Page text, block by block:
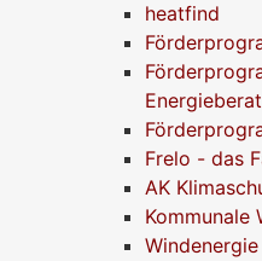
heatfind
Frelo - das
AK
Kommunale
Windenergie